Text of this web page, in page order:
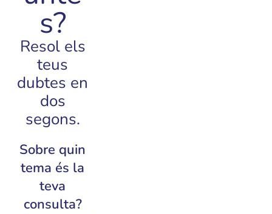
s?
Resol els
teus
dubtes en
dos
segons.
Sobre quin
tema és la
teva
consulta?